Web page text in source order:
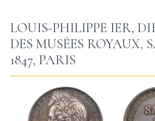
LOUIS-PHILIPPE IER,
DES MUSÉES ROYAUX,
1847, PARIS